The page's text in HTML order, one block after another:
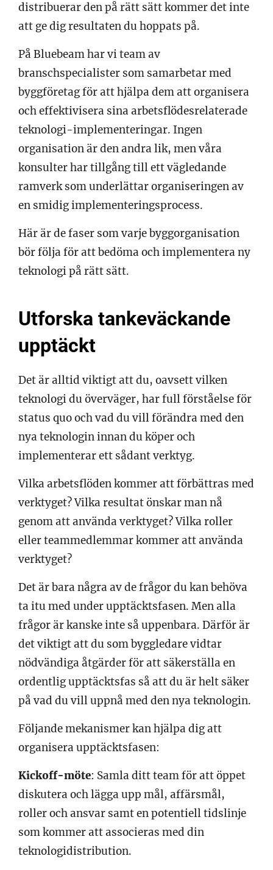
distribuerar den på rätt sätt kommer det inte
att ge dig resultaten du hoppats på.
På Bluebeam har vi team av
branschspecialister som samarbetar med
byggföretag för att hjälpa dem att organisera
och effektivisera sina arbetsflödesrelaterade
teknologi-implementeringar. Ingen
organisation är den andra lik, men våra
konsulter har tillgång till ett vägledande
ramverk som underlättar organiseringen av
en smidig implementeringsprocess.
Här är de faser som varje byggorganisation
bör följa för att bedöma och implementera ny
teknologi på rätt sätt.
Utforska tankeväckande
upptäckt
Det är alltid viktigt att du, oavsett vilken
teknologi du överväger, har full förståelse för
status quo och vad du vill förändra med den
nya teknologin innan du köper och
implementerar ett sådant verktyg.
Vilka arbetsflöden kommer att förbättras med
verktyget? Vilka resultat önskar man nå
genom att använda verktyget? Vilka roller
eller teammedlemmar kommer att använda
verktyget?
Det är bara några av de frågor du kan behöva
ta itu med under upptäcktsfasen. Men alla
frågor är kanske inte så uppenbara. Därför är
det viktigt att du som byggledare vidtar
nödvändiga åtgärder för att säkerställa en
ordentlig upptäcktsfas så att du är helt säker
på vad du vill uppnå med den nya teknologin.
Följande mekanismer kan hjälpa dig att
organisera upptäcktsfasen:
Kickoff-möte: Samla ditt team för att öppet
diskutera och lägga upp mål, affärsmål,
roller och ansvar samt en potentiell tidslinje
som kommer att associeras med din
teknologidistribution.